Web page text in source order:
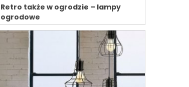
Retro także w ogrodzie – lampy
ogrodowe